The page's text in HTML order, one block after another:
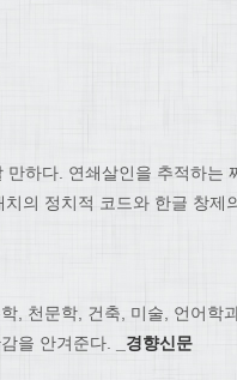
만하다. 연쇄살인을 추적하
의 정치적 코드와 한글 창제
, 천문학, 건축, 미술, 언어학
을 안겨준다.
_경향신문